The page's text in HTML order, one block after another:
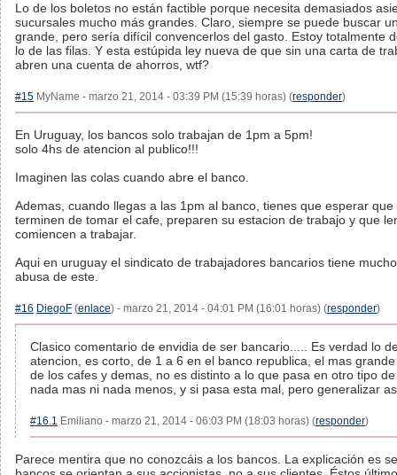
Lo de los boletos no están factible porque necesita demasiados
sucursales mucho más grandes. Claro, siempre se puede buscar
grande, pero sería difícil convencerlos del gasto. Estoy totalmente
lo de las filas. Y esta estúpida ley nueva de que sin una carta de
abren una cuenta de ahorros, wtf?
#15 MyName - marzo 21, 2014 - 03:39 PM (15:39 horas) (responder)
En Uruguay, los bancos solo trabajan de 1pm a 5pm!
solo 4hs de atencion al publico!!!
Imaginen las colas cuando abre el banco.
Ademas, cuando llegas a las 1pm al banco, tienes que esperar que
terminen de tomar el cafe, preparen su estacion de trabajo y que
comiencen a trabajar.
Aqui en uruguay el sindicato de trabajadores bancarios tiene
abusa de este.
#16 DiegoF (enlace) - marzo 21, 2014 - 04:01 PM (16:01 horas) (responder)
Clasico comentario de envidia de ser bancario..... Es verdad lo
atencion, es corto, de 1 a 6 en el banco republica, el mas
de los cafes y demas, no es distinto a lo que pasa en otro tipo
nada mas ni nada menos, y si pasa esta mal, pero generalizar
#16.1 Emiliano - marzo 21, 2014 - 06:03 PM (18:03 horas) (responder)
Parece mentira que no conozcáis a los bancos. La explicación es